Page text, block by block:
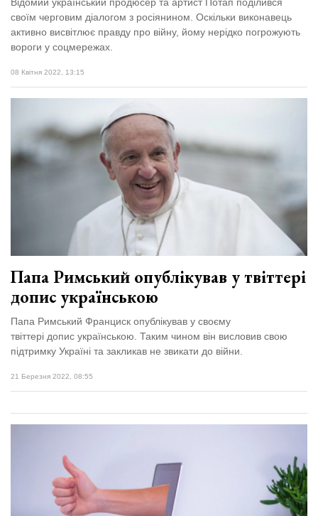
Відомий український продюсер та артист Потап поділився
своїм черговим діалогом з росіянином. Оскільки виконавець
активно висвітлює правду про війну, йому нерідко погрожують
вороги у соцмережах.
08 Квітня 2022, 13:15
Папа Римський опублікував у твіттері
допис українською
Папа Римський Франциск опублікував у своєму
твіттері допис українською. Таким чином він висловив свою
підтримку Україні та закликав не звикати до війни.
21 Березня 2022, 08:55